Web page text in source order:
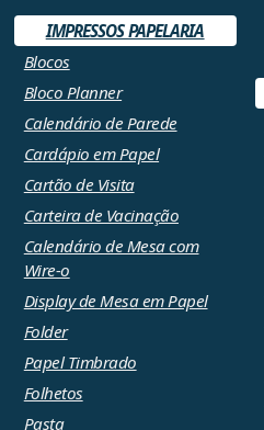
IMPRESSOS PAPELARIA
Blocos
Bloco Planner
Calendário de Parede
Cardápio em Papel
Cartão de Visita
Carteira de Vacinação
Calendário de Mesa com
Wire-o
Display de Mesa em Papel
Folder
Papel Timbrado
Folhetos
Pasta